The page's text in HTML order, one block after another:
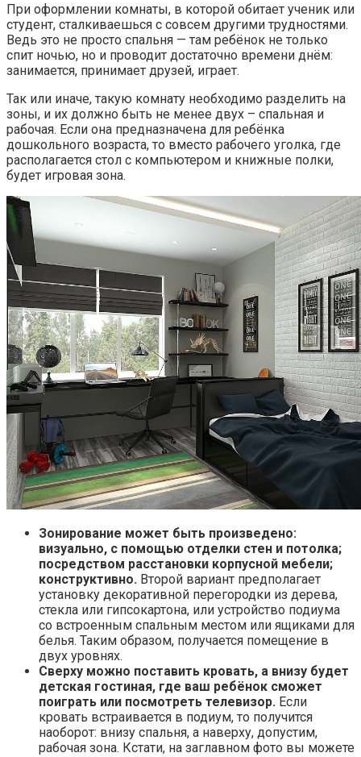
При оформлении комнаты, в которой обитает ученик или
студент, сталкиваешься с совсем другими трудностями.
Ведь это не просто спальня — там ребёнок не только
спит ночью, но и проводит достаточно времени днём:
занимается, принимает друзей, играет.
Так или иначе, такую комнату необходимо разделить на
зоны, и их должно быть не менее двух – спальная и
рабочая. Если она предназначена для ребёнка
дошкольного возраста, то вместо рабочего уголка, где
располагается стол с компьютером и книжные полки,
будет игровая зона.
Зонирование может быть произведено:
визуально, с помощью отделки стен и потолка;
посредством расстановки корпусной мебели;
конструктивно. Второй вариант предполагает
установку декоративной перегородки из дерева,
стекла или гипсокартона, или устройство подиума
со встроенным спальным местом или ящиками для
белья. Таким образом, получается помещение в
двух уровнях.
Сверху можно поставить кровать, а внизу будет
детская гостиная, где ваш ребёнок сможет
поиграть или посмотреть телевизор. Если
кровать встраивается в подиум, то получится
наоборот: внизу спальня, а наверху, допустим,
рабочая зона. Кстати, на заглавном фото вы можете